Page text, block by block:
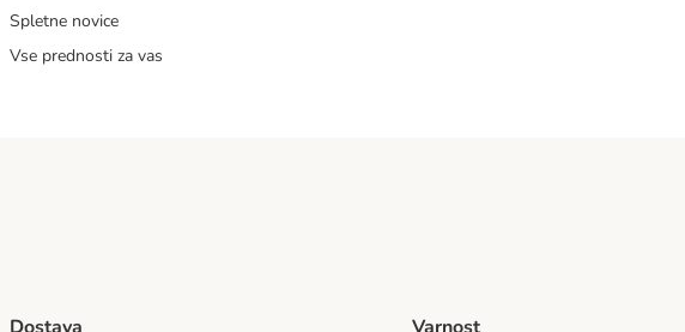
Spletne novice
Vse prednosti za vas